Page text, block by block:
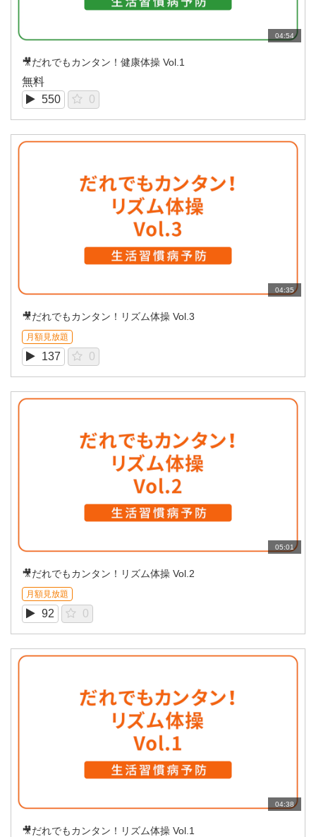
04:54
🎥だれでもカンタン！健康体操 Vol.1
無料
550
0
04:35
🎥だれでもカンタン！リズム体操 Vol.3
月額見放題
137 0
05:01
🎥だれでもカンタン！リズム体操 Vol.2
月額見放題
92 0
04:38
🎥だれでもカンタン！リズム体操 Vol.1